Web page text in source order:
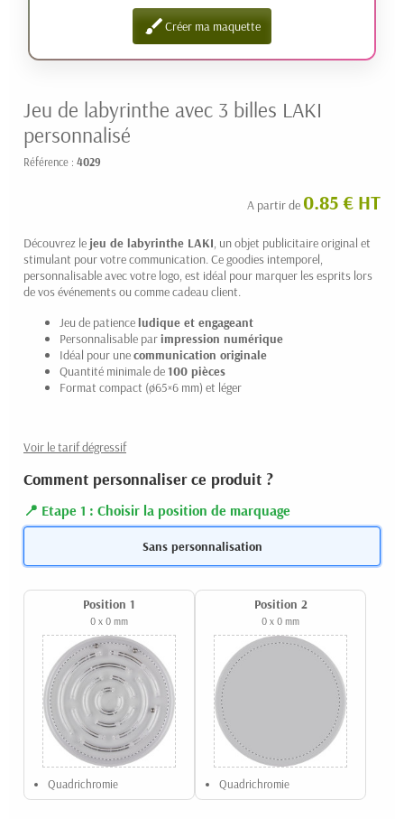
brushCréer ma maquette
Jeu de labyrinthe avec 3 billes LAKI
personnalisé
Référence : 4029
A partir de 0.85 € HT
Découvrez le jeu de labyrinthe LAKI , un objet publicitaire original et
stimulant pour votre communication. Ce goodies intemporel,
personnalisable avec votre logo, est idéal pour marquer les esprits lors
de vos événements ou comme cadeau client.
Jeu de patienceludique et engageant
Personnalisable parimpression numérique
Idéal pour unecommunication originale
Quantité minimale de100 pièces
Format compact (ø65×6 mm) et léger
Voir le tarif dégressif
Comment personnaliser ce produit ?
Etape 1 : Choisir la position de marquage
Sans personnalisation
Position 1
0 x 0 mm
Quadrichromie
Position 2
0 x 0 mm
Quadrichromie